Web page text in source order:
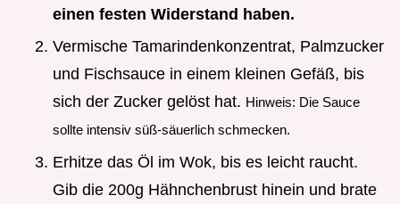
einen festen Widerstand haben.
Vermische Tamarindenkonzentrat, Palmzucker
und Fischsauce in einem kleinen Gefäß, bis
sich der Zucker gelöst hat. Hinweis: Die Sauce
sollte intensiv süß-säuerlich schmecken.
Erhitze das Öl im Wok, bis es leicht raucht.
Gib die 200g Hähnchenbrust hinein und brate